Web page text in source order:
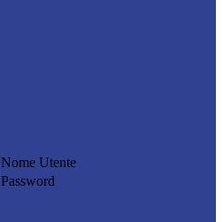
Nome Utente
Password